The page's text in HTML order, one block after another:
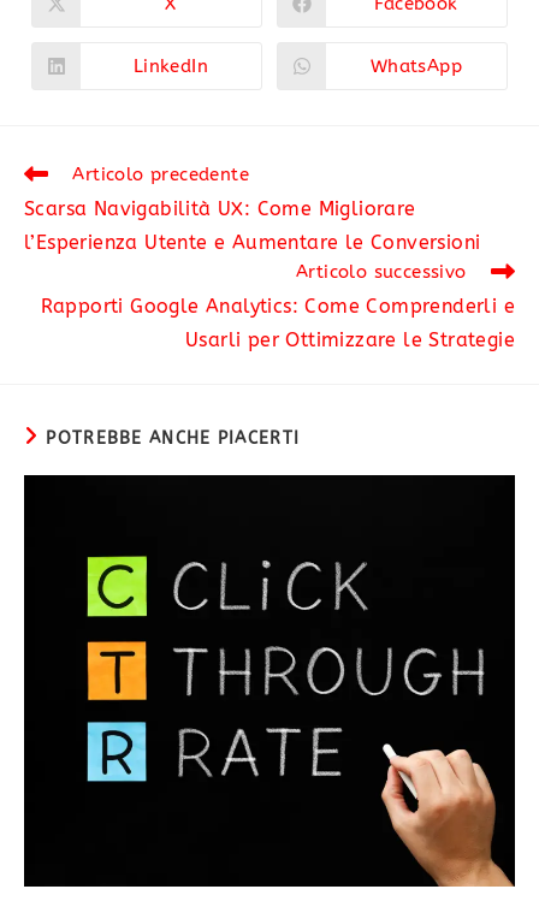
LinkedIn WhatsApp
Articolo precedente
Scarsa Navigabilità UX: Come Migliorare
l’Esperienza Utente e Aumentare le Conversioni
Articolo successivo
Rapporti Google Analytics: Come Comprenderli e
Usarli per Ottimizzare le Strategie
POTREBBE ANCHE PIACERTI